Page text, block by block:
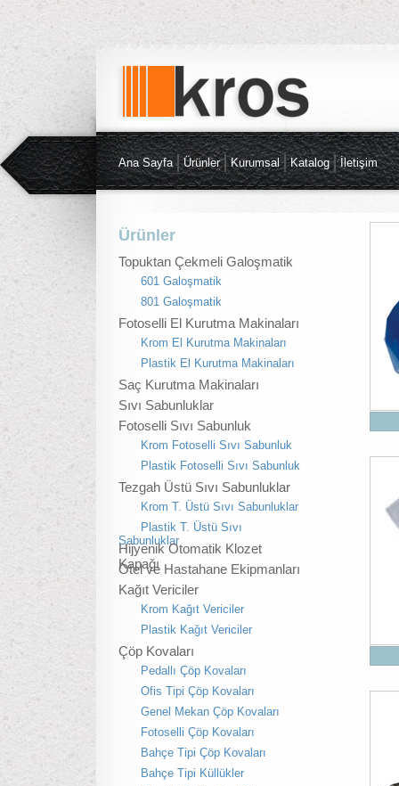
Ana Sayfa Ürünler Kurumsal Katalog İletişim
Ürünler
Topuktan Çekmeli Galoşmatik
601 Galoşmatik
801 Galoşmatik
Fotoselli El Kurutma Makinaları
Krom El Kurutma Makinaları
Plastik El Kurutma Makinaları
Saç Kurutma Makinaları
Sıvı Sabunluklar
Fotoselli Sıvı Sabunluk
Krom Fotoselli Sıvı Sabunluk
Plastik Fotoselli Sıvı Sabunluk
Tezgah Üstü Sıvı Sabunluklar
Krom T. Üstü Sıvı Sabunluklar
Plastik T. Üstü Sıvı
Sabunluklar
Hijyenik Otomatik Klozet
Kapağı
Otel ve Hastahane Ekipmanları
Kağıt Vericiler
Krom Kağıt Vericiler
Plastik Kağıt Vericiler
Çöp Kovaları
Pedallı Çöp Kovaları
Ofis Tipi Çöp Kovaları
Genel Mekan Çöp Kovaları
Fotoselli Çöp Kovaları
Bahçe Tipi Çöp Kovaları
Bahçe Tipi Küllükler